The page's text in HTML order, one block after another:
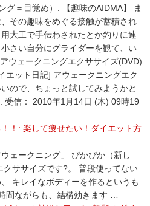
グ＝目覚め）. 【趣味のAIDMA】 ま
その趣味をめぐる接触が蓄積され
大工で手伝わされたとか釣りに連
さい自分にグライダーを観て、い
ウェークニングエクササイズ(DVD)
エット日記] アウェークニングエク
ので、ちょっと試してみようかと
受信： 2010年1月14日 (木) 09時19
！: 楽して痩せたい！ダイエット方
ェークニング」 ぴかぴか（新し
クササイズです?。 普段使ってない
キレイなボディーを作るというも
間ながらも、結構効きます …